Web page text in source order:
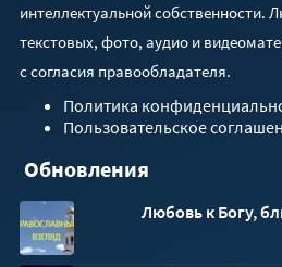
интеллектуальной собственности.
текстовых, фото, аудио и
с согласия правообладателя.
Политика
Пользовательское
Обновления
Любовь к Богу,